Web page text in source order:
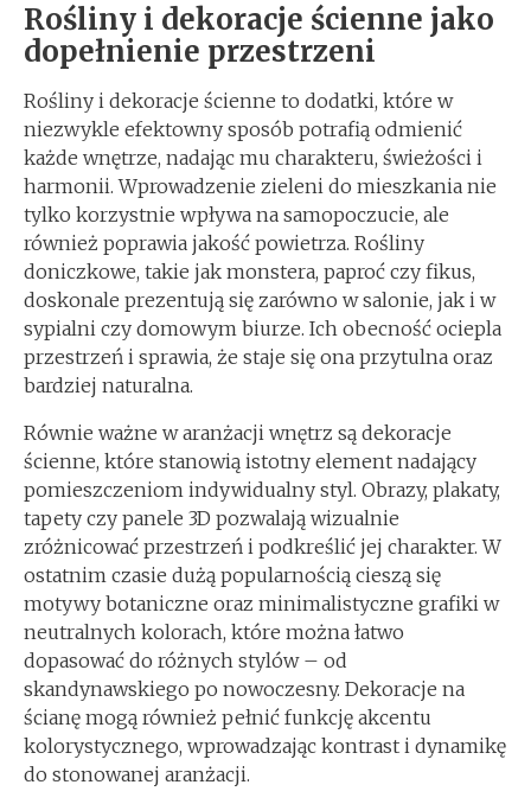
Rośliny i dekoracje ścienne jako
dopełnienie przestrzeni
Rośliny i dekoracje ścienne to dodatki, które w
niezwykle efektowny sposób potrafią odmienić
każde wnętrze, nadając mu charakteru, świeżości i
harmonii. Wprowadzenie zieleni do mieszkania nie
tylko korzystnie wpływa na samopoczucie, ale
również poprawia jakość powietrza. Rośliny
doniczkowe, takie jak monstera, paproć czy fikus,
doskonale prezentują się zarówno w salonie, jak i w
sypialni czy domowym biurze. Ich obecność ociepla
przestrzeń i sprawia, że staje się ona przytulna oraz
bardziej naturalna.
Równie ważne w aranżacji wnętrz są dekoracje
ścienne, które stanowią istotny element nadający
pomieszczeniom indywidualny styl. Obrazy, plakaty,
tapety czy panele 3D pozwalają wizualnie
zróżnicować przestrzeń i podkreślić jej charakter. W
ostatnim czasie dużą popularnością cieszą się
motywy botaniczne oraz minimalistyczne grafiki w
neutralnych kolorach, które można łatwo
dopasować do różnych stylów – od
skandynawskiego po nowoczesny. Dekoracje na
ścianę mogą również pełnić funkcję akcentu
kolorystycznego, wprowadzając kontrast i dynamikę
do stonowanej aranżacji.